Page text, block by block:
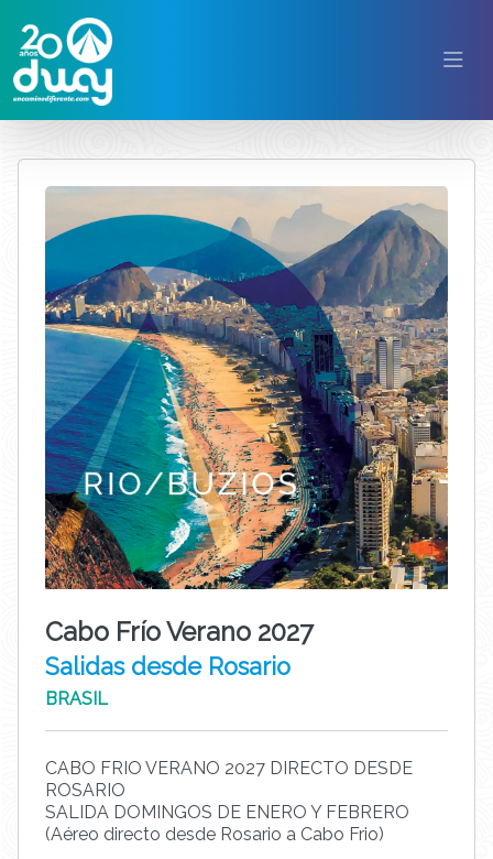
Cabo Frío Verano 2027
Salidas desde Rosario
BRASIL
CABO FRIO VERANO 2027 DIRECTO DESDE
ROSARIO
SALIDA DOMINGOS DE ENERO Y FEBRERO
(Aéreo directo desde Rosario a Cabo Frio)